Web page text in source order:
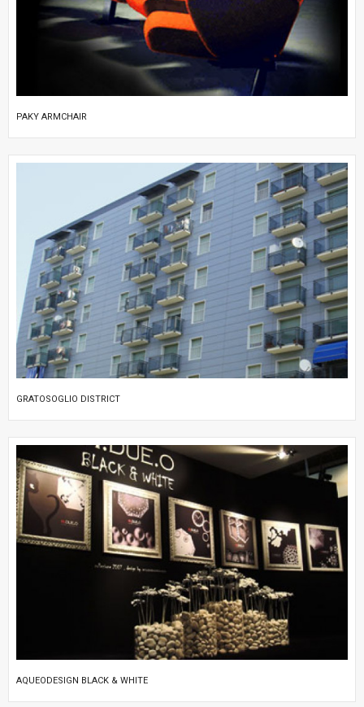
PAKY ARMCHAIR
GRATOSOGLIO DISTRICT
AQUEODESIGN BLACK & WHITE